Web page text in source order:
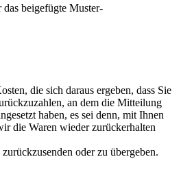
beigefügte Muster-
die sich daraus ergeben, dass Sie
an dem die Mitteilung
haben, es sei denn, mit Ihnen
die Waren wieder zurückerhalten
oder zu übergeben.